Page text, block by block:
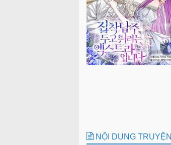
NỘI DUNG TRUYỆN